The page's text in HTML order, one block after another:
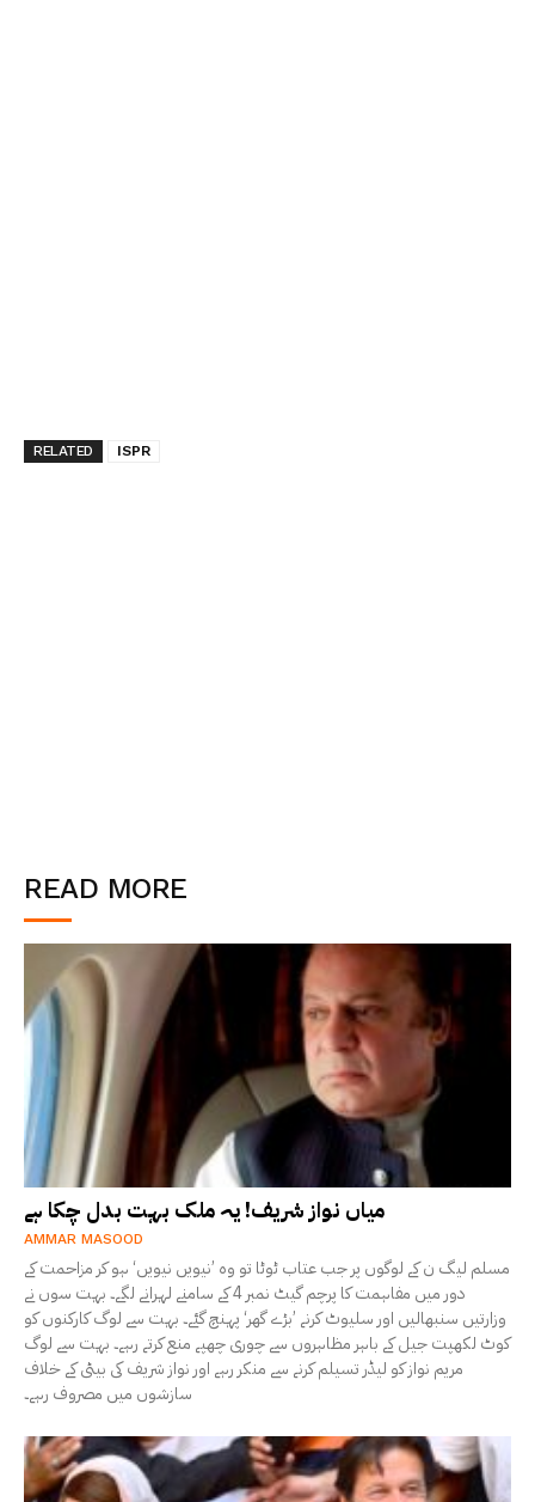
RELATED ISPR
READ MORE
میاں نواز شریف! یہ ملک بہت بدل چکا ہے
AMMAR MASOOD
مسلم لیگ ن کے لوگوں پر جب عتاب ٹوٹا تو وہ ’نیویں نیویں‘ ہو کر مزاحمت کے
دور میں مفاہمت کا پرچم گیٹ نمبر 4 کے سامنے لہرانے لگے۔ بہت سوں نے
وزارتیں سنبھالیں اور سلیوٹ کرنے ’بڑے گھر‘ پہنچ گئے۔ بہت سے لوگ کارکنوں کو
کوٹ لکھپت جیل کے باہر مظاہروں سے چوری چھپے منع کرتے رہے۔ بہت سے لوگ
مریم نواز کو لیڈر تسیلم کرنے سے منکر رہے اور نواز شریف کی بیٹی کے خلاف
سازشوں میں مصروف رہے۔